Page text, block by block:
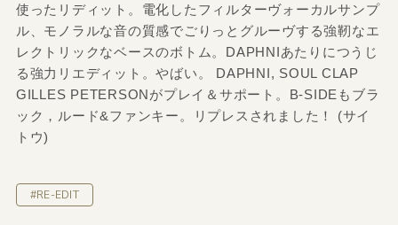
使ったリディット。電化したフィルターヴォーカルサンプ
ル、モノラルな音の質感でごりっとグルーヴする強靭なエ
レクトリックなベースのボトム。DAPHNIあたりにつうじ
る強力リエディット。やばい。 DAPHNI, SOUL CLAP
GILLES PETERSONがプレイ＆サポート。B-SIDEもブラ
ック，ルード&ファンキー。リプレスされました！ (サイ
トウ)
#RE-EDIT